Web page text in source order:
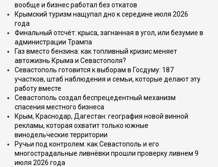
вообще и бизнес работал без откатов
Крымский туризм нащупал дно к середине июля 2026
года
Финальный отсчёт: крыса, загнанная в угол, или безумие в
администрации Трампа
Газ вместо бензина: как топливный кризис меняет
автожизнь Крыма и Севастополя?
Севастополь готовится к выборам в Госдуму: 187
участков, штаб наблюдения и семьи, которые делают эту
работу вместе
Севастополь создал беспрецедентный механизм
спасения местного бизнеса
Крым, Краснодар, Дагестан: география новой винной
рекламы, которая охватит только южные
винодельческие территории
Ручьи под контролем: как Севастополь и его
многострадальные ливнёвки прошли проверку ливнем 9
июля 2026 года